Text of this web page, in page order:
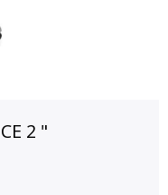
2 "